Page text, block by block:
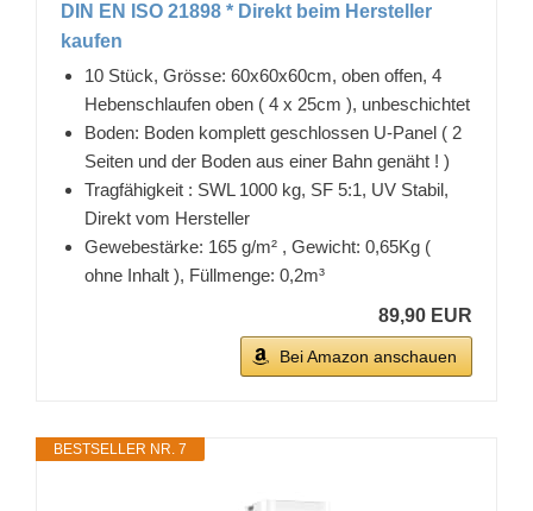
DIN EN ISO 21898 * Direkt beim Hersteller
kaufen
10 Stück, Grösse: 60x60x60cm, oben offen, 4
Hebenschlaufen oben ( 4 x 25cm ), unbeschichtet
Boden: Boden komplett geschlossen U-Panel ( 2
Seiten und der Boden aus einer Bahn genäht ! )
Tragfähigkeit : SWL 1000 kg, SF 5:1, UV Stabil,
Direkt vom Hersteller
Gewebestärke: 165 g/m² , Gewicht: 0,65Kg (
ohne Inhalt ), Füllmenge: 0,2m³
89,90 EUR
Bei Amazon anschauen
BESTSELLER NR. 7